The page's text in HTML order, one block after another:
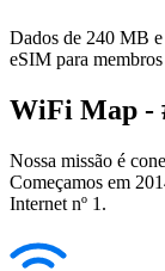
Dados de 240 MB e
eSIM para
WiFi Map -
Nossa missão é
Começamos em
Internet nº 1.